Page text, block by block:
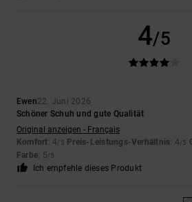
4/5
Ewen22. Juni 2026
Schöner Schuh und gute Qualität
Original anzeigen - Français
Komfort: 4/5 Preis-Leistungs-Verhältnis: 4/5
Farbe: 5/5
Ich empfehle dieses Produkt